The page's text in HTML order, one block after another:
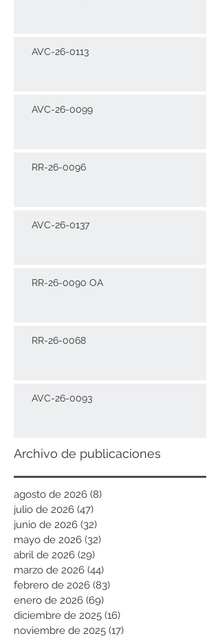
AVC-26-0113
AVC-26-0099
RR-26-0096
AVC-26-0137
RR-26-0090 OA
RR-26-0068
AVC-26-0093
Archivo de publicaciones
agosto de 2026 (8)
julio de 2026 (47)
junio de 2026 (32)
mayo de 2026 (32)
abril de 2026 (29)
marzo de 2026 (44)
febrero de 2026 (83)
enero de 2026 (69)
diciembre de 2025 (16)
noviembre de 2025 (17)